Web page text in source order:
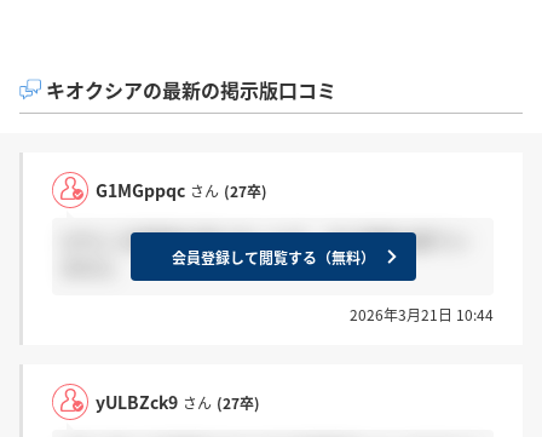
キオクシアの最新の掲示版口コミ
G1MGppqc さん (27卒)
3/7に二次面接を受けましたが、まだ連絡は来てい
会員登録して閲覧する（無料）
2026年3月21日 10:44
yULBZck9 さん (27卒)